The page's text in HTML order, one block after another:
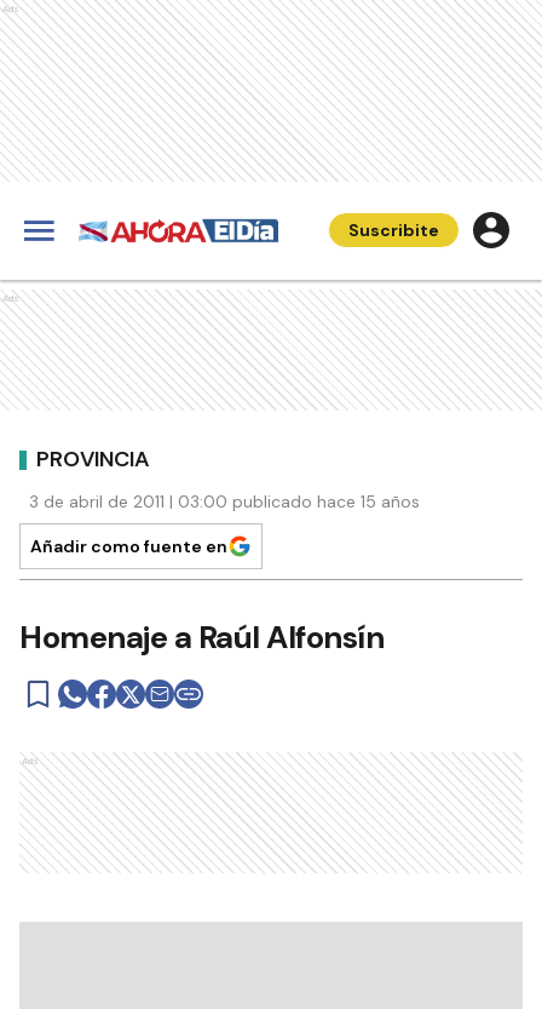
Ads
Suscribite
Ads
PROVINCIA
3 de abril de 2011 | 03:00 publicado hace 15 años
Añadir como fuente en
Homenaje a Raúl Alfonsín
Ads